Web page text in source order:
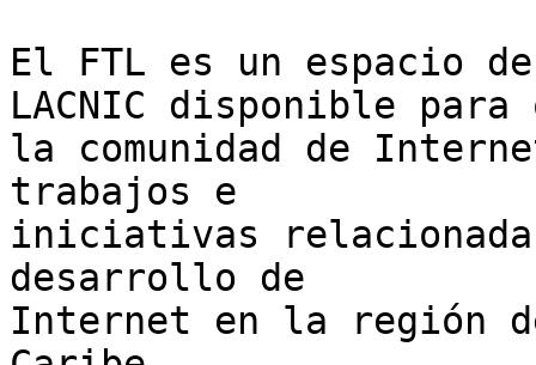
El FTL es un espacio
LACNIC disponible
la comunidad de
trabajos e
iniciativas
desarrollo de
Internet en la región